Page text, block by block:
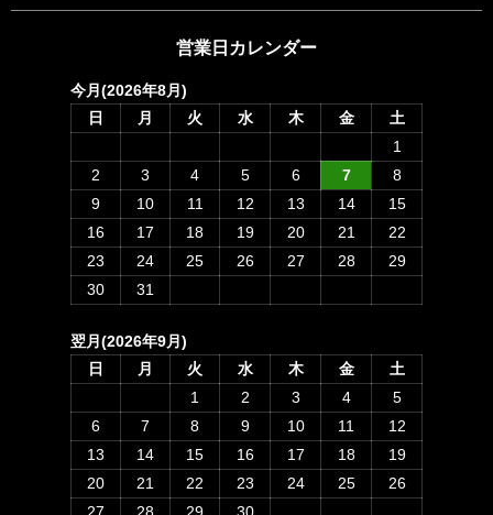
営業日カレンダー
今月(2026年8月)
日
月 火 水 木 金
土
1
2
3 4 5 6 7
8
9
10 11 12 13 14
15
16
17 18 19 20 21
22
23
24 25 26 27 28
29
30
31
翌月(2026年9月)
日
月 火 水 木 金
土
1
2 3 4
5
6
7 8 9 10 11
12
13
14 15 16 17 18
19
20
21 22 23 24 25
26